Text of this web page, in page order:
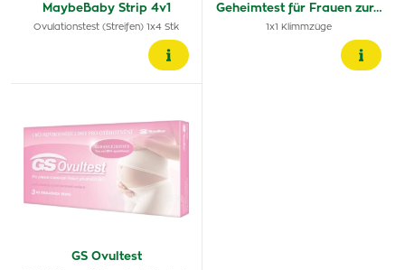
MaybeBaby Strip 4v1
Ovulationstest (Streifen) 1x4 Stk
Geheimtest für Frauen zur…
1x1 Klimmzüge
GS Ovultest